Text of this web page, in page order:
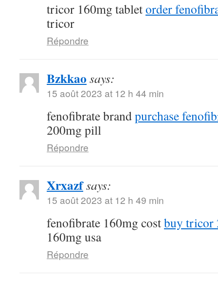
tricor 160mg tabletorder
tricor
Répondre
Bzkkao says:
15 août 2023 at 12 h 44 min
fenofibrate brandpurchase
200mg pill
Répondre
Xrxazfsays:
15 août 2023 at 12 h 49 min
fenofibrate 160mg costbuy tricor
160mg usa
Répondre